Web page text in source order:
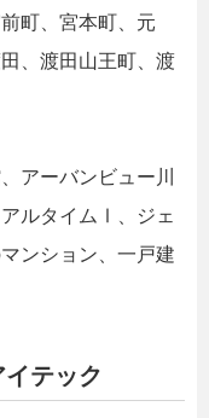
町、宮本町、元
、渡田山王町、渡
アーバンビュー川
ルタイムⅠ、ジェ
ンション、一戸建
テック